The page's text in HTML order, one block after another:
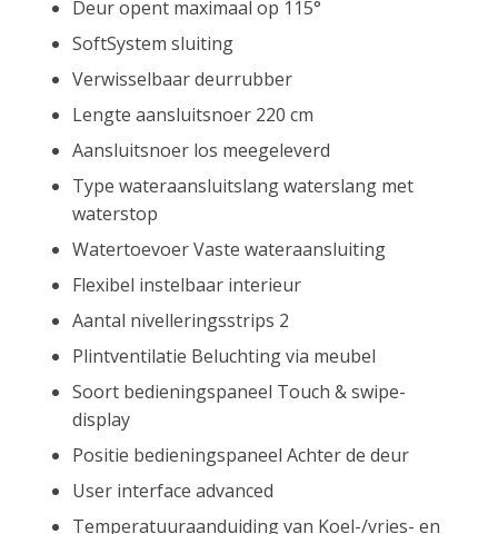
Deur opent maximaal op 115°
SoftSystem sluiting
Verwisselbaar deurrubber
Lengte aansluitsnoer 220 cm
Aansluitsnoer los meegeleverd
Type wateraansluitslang waterslang met
waterstop
Watertoevoer Vaste wateraansluiting
Flexibel instelbaar interieur
Aantal nivelleringsstrips 2
Plintventilatie Beluchting via meubel
Soort bedieningspaneel Touch & swipe-
display
Positie bedieningspaneel Achter de deur
User interface advanced
Temperatuuraanduiding van Koel-/vries- en